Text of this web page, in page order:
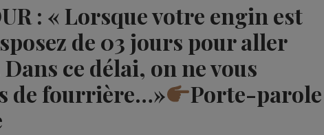
: « Lorsque votre engin est
de 03 jours pour aller
ce délai, on ne vous
de fourrière…»
Porte-parole